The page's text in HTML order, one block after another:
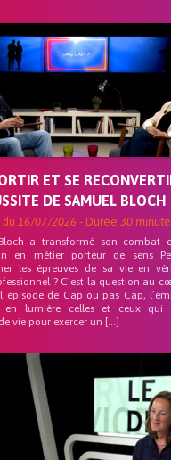
ET SE
DE SAMUEL BLOCH
du 16/07/2026 - Durée 30
a transformé son combat
en métier porteur de sens
les épreuves de sa vie en
? C’est la question au
épisode de Cap ou pas Cap,
lumière celles et ceux qui
vie pour exercer un […]